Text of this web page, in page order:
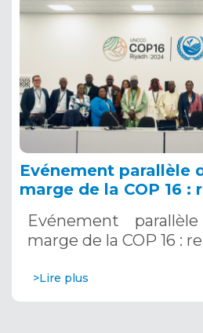
Evénement parallèle
marge de la COP 16 :
Systèmes d’Alerte
Multirisques. 12
Evénement
marge de la COP 16 :
>Lire plus